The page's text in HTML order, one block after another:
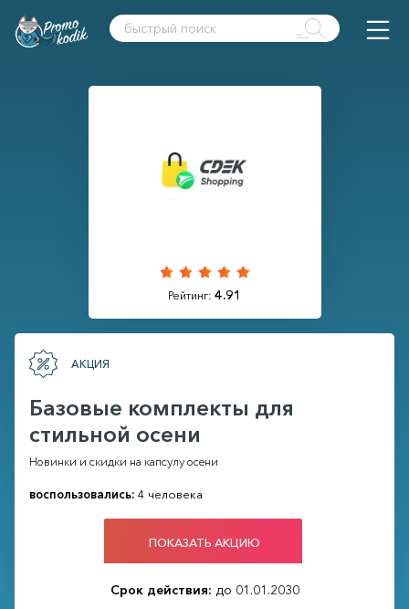
Рейтинг: 4.91
АКЦИЯ
Базовые комплекты для
стильной осени
Новинки и скидки на капсулу осени
воспользовались: 4 человека
ПОКАЗАТЬ АКЦИЮ
Срок действия: до 01.01.2030